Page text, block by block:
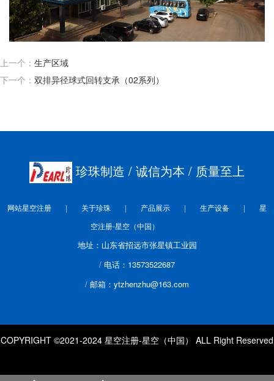
上一个： 生产区域
下一个： 双排异径球式回转支承（02系列）
珍珠制造 / 诚信为本 / 质量至上
网站星空注册 关于珍珠 产品展示 生产设备
星
空注册-星空（中国）
地址：山东省招远市张星镇工业园
电话：13573522687
邮箱：ytzhenzhu@163.com
COPYRIGHT ©2021-2024 星空注册-星空（中国） ALL Right Reserved